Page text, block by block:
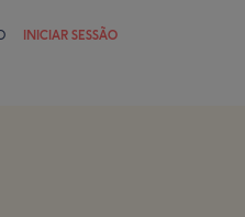
INICIAR SESSÃO